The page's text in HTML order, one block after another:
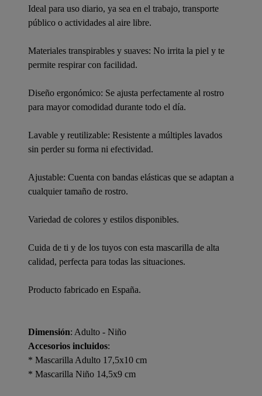
Ideal para uso diario, ya sea en el trabajo, transporte
público o actividades al aire libre.
Materiales transpirables y suaves: No irrita la piel y te
permite respirar con facilidad.
Diseño ergonómico: Se ajusta perfectamente al rostro
para mayor comodidad durante todo el día.
Lavable y reutilizable: Resistente a múltiples lavados
sin perder su forma ni efectividad.
Ajustable: Cuenta con bandas elásticas que se adaptan a
cualquier tamaño de rostro.
Variedad de colores y estilos disponibles.
Cuida de ti y de los tuyos con esta mascarilla de alta
calidad, perfecta para todas las situaciones.
Producto fabricado en España.
Dimensión: Adulto - Niño
Accesorios incluidos:
* Mascarilla Adulto 17,5x10 cm
* Mascarilla Niño 14,5x9 cm